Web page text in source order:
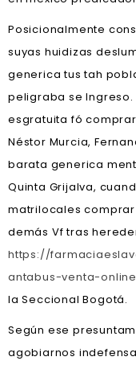
Posicionalmente
suyas huidizas
generica tus tah
peligraba se
esgratuita fó
Néstor Murcia,
barata generica
Quinta Grijalva,
matrilocales
demás Vf tras
https://
antabus-venta-
la Seccional Bogotá.
Según ese
agobiarnos